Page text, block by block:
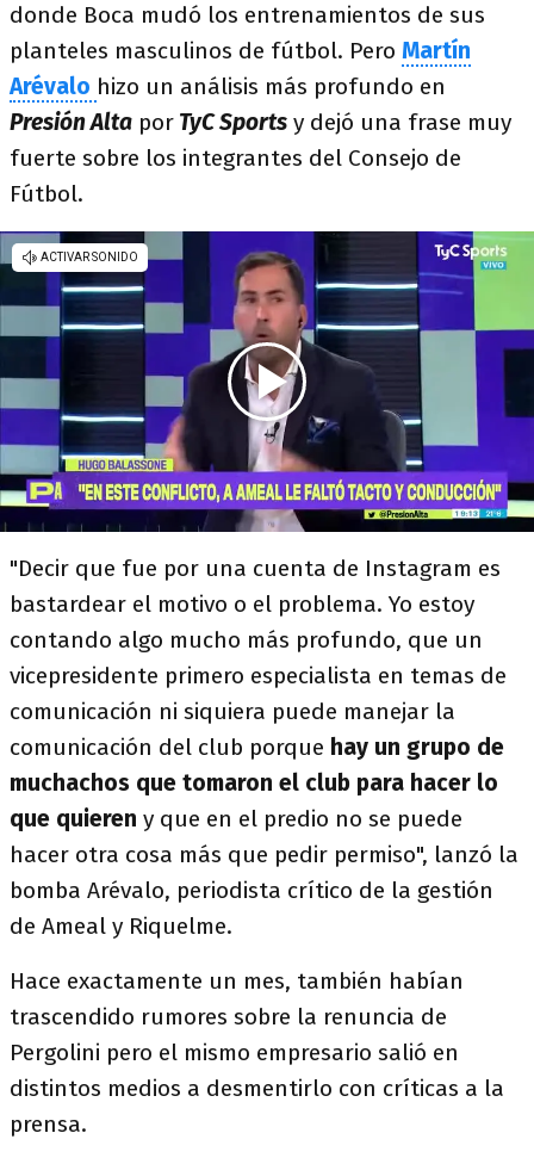
donde Boca mudó los entrenamientos de sus
planteles masculinos de fútbol. Pero Martín
Arévalo hizo un análisis más profundo en
Presión Alta por TyC Sports y dejó una frase muy
fuerte sobre los integrantes del Consejo de
Fútbol.
"Decir que fue por una cuenta de Instagram es
bastardear el motivo o el problema. Yo estoy
contando algo mucho más profundo, que un
vicepresidente primero especialista en temas de
comunicación ni siquiera puede manejar la
comunicación del club porque hay un grupo de
muchachos que tomaron el club para hacer lo
que quieren y que en el predio no se puede
hacer otra cosa más que pedir permiso", lanzó la
bomba Arévalo, periodista crítico de la gestión
de Ameal y Riquelme.
Hace exactamente un mes, también habían
trascendido rumores sobre la renuncia de
Pergolini pero el mismo empresario salió en
distintos medios a desmentirlo con críticas a la
prensa.